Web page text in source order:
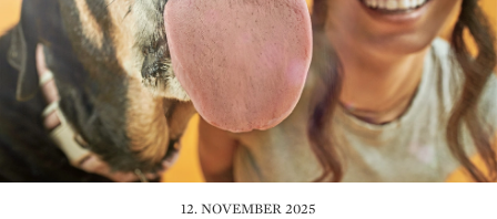
12. NOVEMBER 2025